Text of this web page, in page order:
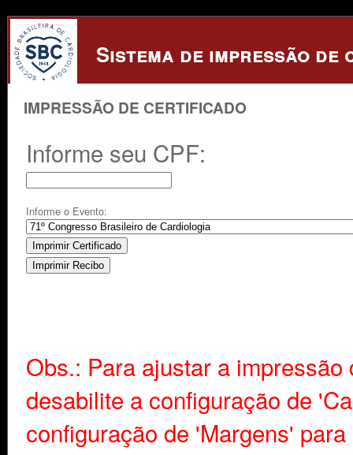
Sistema de impressão
IMPRESSÃO DE CERTIFICADO
Informe seu CPF:
Informe o Evento:
Obs.: Para ajustar a
desabilite a configuração de
configuração de 'Margens'